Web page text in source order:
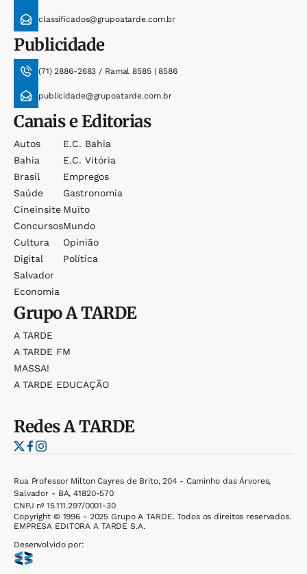
classificados@grupoatarde.com.br
Publicidade
(71) 2886-2683 / Ramal 8585 | 8586
publicidade@grupoatarde.com.br
Canais e Editorias
Autos
Bahia
Brasil
Saúde
Cineinsite
Concursos
Cultura
Digital
Salvador
Economia
E.c. Bahia
E.c. Vitória
Empregos
Gastronomia
Muito
Mundo
Opinião
Política
GrupoA TARDE
A TARDE
A TARDE FM
MASSA!
A TARDE EDUCAÇÃO
RedesA TARDE
Rua Professor Milton Cayres de Brito, 204 - Caminho das Árvores,
Salvador - BA, 41820-570
CNPJ nº 15.111.297/0001-30
Copyright © 1996 - 2025 Grupo A TARDE. Todos os direitos reservados.
EMPRESA EDITORA A TARDE S.A.
Desenvolvido por: